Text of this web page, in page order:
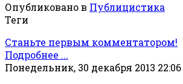
Опубликовано в Публицистика
Теги
Станьте первым комментатором!
Подробнее ...
Понедельник, 30 декабря 2013 22:06